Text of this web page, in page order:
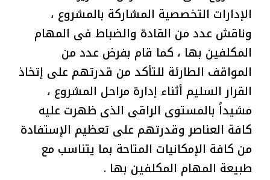
الإدارات التخصصية المشاركة بالمشروع ،
وناقش عدد من القادة والضباط فى المهام
المكلفين بها ، كما قام بفرض عدد من
المواقف الطارئة للتأكد من قدرتهم على إتخاذ
القرار السليم أثناء إدارة مراحل المشروع ،
مشيداً بالمستوى الراقى الذى ظهرت عليه
كافة العناصر وقدرتهم على تعظيم الإستفادة
من كافة الإمكانيات المتاحة بما يتناسب مع
طبيعة المهام المكلفين بها .